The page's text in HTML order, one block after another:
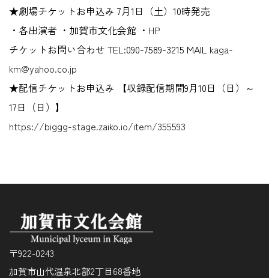
★劇場チケットお申込み 7月1日（土）10時発売
・各出演者 ・加賀市文化会館 ・ HP
チケットお問い合わせ TEL:090-7589-3215 MAIL kaga-
km@yahoo.co.jp
★配信チケットお申込み 【収録配信期間9月10日（日）～
17日（日）】
https://biggg-stage.zaiko.io/item/355593
〒922-0243
加賀市山代温泉北部2丁目68番地